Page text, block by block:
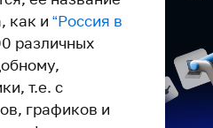
как и “Россия в
различных
т.е. с
графиков и